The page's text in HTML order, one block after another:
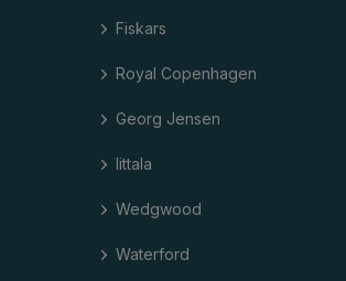
Fiskars
Royal Copenhagen
Georg Jensen
Iittala
Wedgwood
Waterford